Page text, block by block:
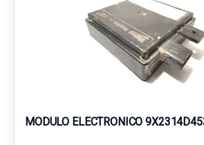
MODULO ELECTRONICO